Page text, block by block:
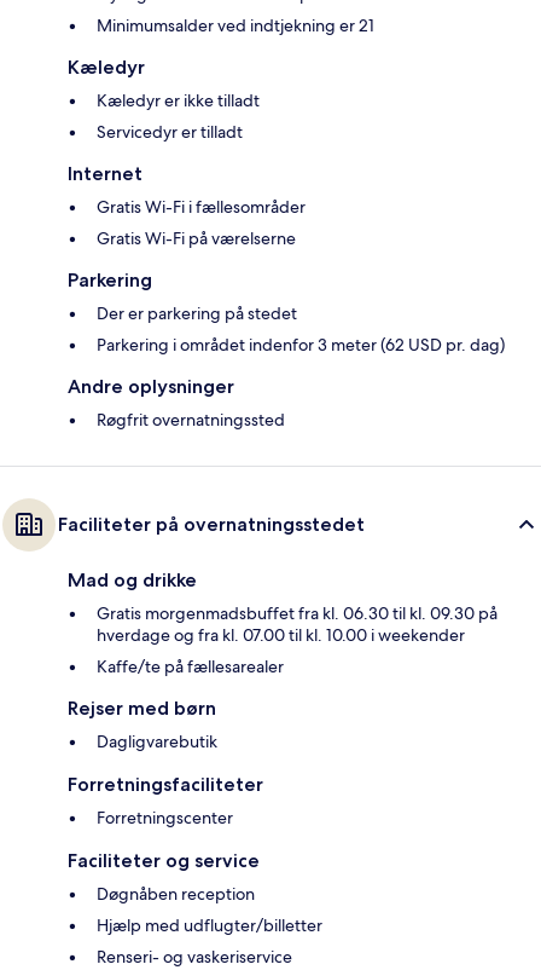
Minimumsalder ved indtjekning er 21
Kæledyr
Kæledyr er ikke tilladt
Servicedyr er tilladt
Internet
Gratis Wi-Fi i fællesområder
Gratis Wi-Fi på værelserne
Parkering
Der er parkering på stedet
Parkering i området indenfor 3 meter (62 USD pr. dag)
Andre oplysninger
Røgfrit overnatningssted
Faciliteter på overnatningsstedet
Mad og drikke
Gratis morgenmadsbuffet fra kl. 06.30 til kl. 09.30 på
hverdage og fra kl. 07.00 til kl. 10.00 i weekender
Kaffe/te på fællesarealer
Rejser med børn
Dagligvarebutik
Forretningsfaciliteter
Forretningscenter
Faciliteter og service
Døgnåben reception
Hjælp med udflugter/billetter
Renseri- og vaskeriservice